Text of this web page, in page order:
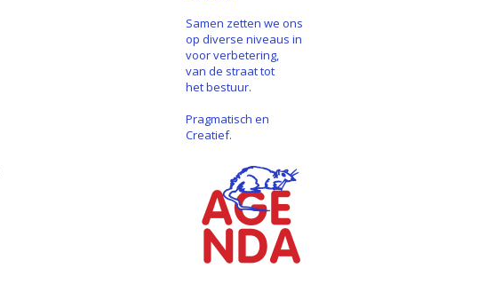
Samen zetten we ons
op diverse niveaus in
voor verbetering,
van de straat tot
het bestuur.
Pragmatisch en
Creatief.